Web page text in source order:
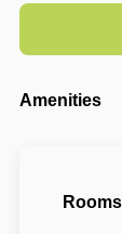
Amenities
Rooms